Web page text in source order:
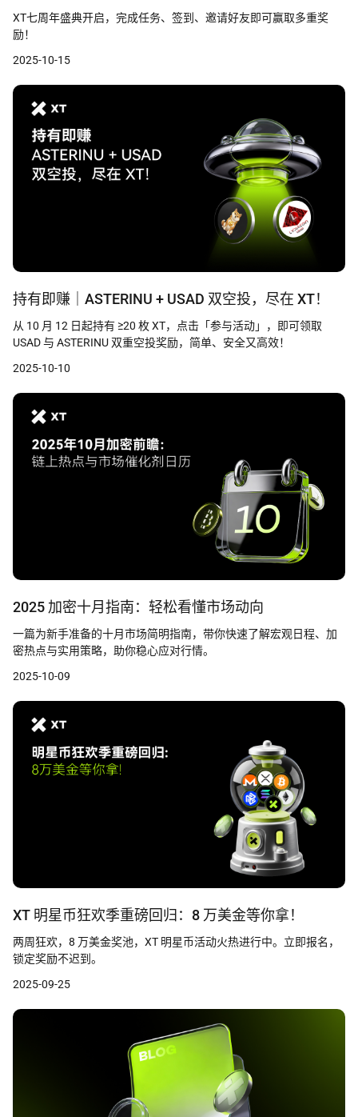
XT七周年盛典开启，完成任务、签到、邀请好友即可赢取多重奖
励！
2025-10-15
持有即赚｜ASTERINU + USAD 双空投，尽在 XT！
从 10 月 12 日起持有 ≥20 枚 XT，点击「参与活动」，即可领取
USAD 与 ASTERINU 双重空投奖励，简单、安全又高效！
2025-10-10
2025 加密十月指南：轻松看懂市场动向
一篇为新手准备的十月市场简明指南，带你快速了解宏观日程、加
密热点与实用策略，助你稳心应对行情。
2025-10-09
XT 明星币狂欢季重磅回归：8 万美金等你拿！
两周狂欢，8 万美金奖池，XT 明星币活动火热进行中。立即报名，
锁定奖励不迟到。
2025-09-25